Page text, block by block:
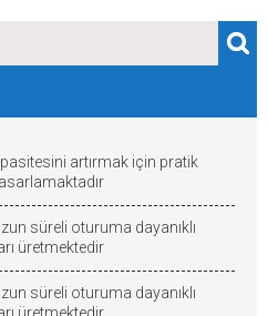
artırmak için pratik
süreli oturuma dayanıklı
üretmektedir
süreli oturuma dayanıklı